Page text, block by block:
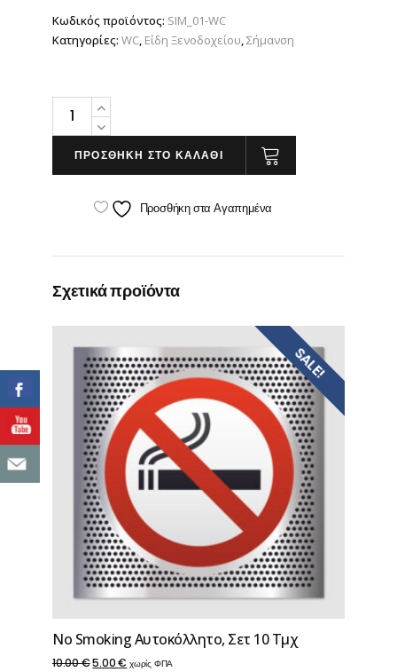
Κωδικός προϊόντος: SIM_01-WC
Κατηγορίες: WC, Είδη Ξενοδοχείου,Σήμανση
Σήμανση
Ανδρών,
Γυναικών
ΠΡΟΣΘΗΚΗ ΣΤΟ ΚΑΛΑΘΙ
Προσθήκη στα Αγαπημένα
Σχετικά προϊόντα
SALE!
No Smoking Αυτοκόλλητο, Σετ 10 Τμχ
10.00€Original
5.00€ Η
χωρίς ΦΠΑ